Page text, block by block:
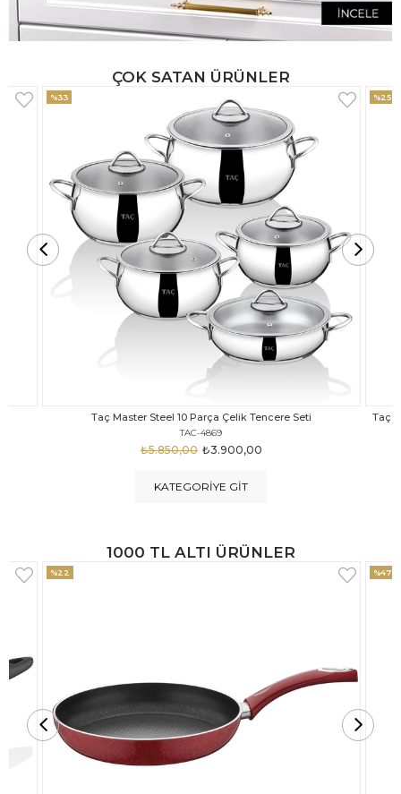
ÇOK SATAN ÜRÜNLER
Taç Carabella Döküm Cam Kapak 7 Parça Tencere Seti Siyah
TAC-3817
₺3.250,00
₺4.350,00
%25 %33
KATEGORIYE GIT
1000 TL ALTI ÜRÜNLER
%47 %18